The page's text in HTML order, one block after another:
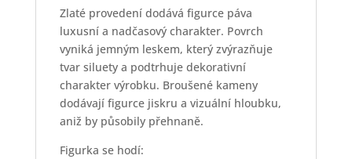
Zlaté provedení dodává figurce páva
luxusní a nadčasový charakter. Povrch
vyniká jemným leskem, který zvýrazňuje
tvar siluety a podtrhuje dekorativní
charakter výrobku. Broušené kameny
dodávají figurce jiskru a vizuální hloubku,
aniž by působily přehnaně.
Figurka se hodí: